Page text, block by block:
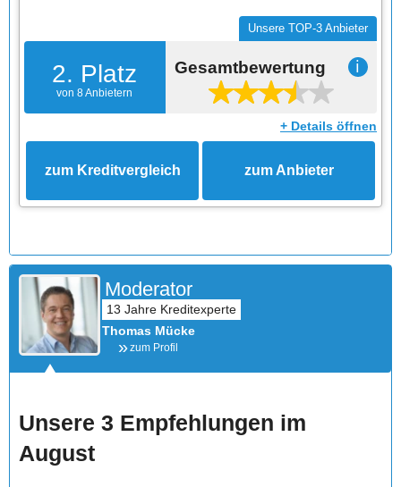
2. Platz
von 8 Anbietern
Unsere TOP-3 Anbieter
Gesamtbewertung ℹ
+ Details öffnen
zum Kreditvergleich zum Anbieter
Moderator
Thomas Mücke
zum Profil
Unsere 3 Empfehlungen im
August